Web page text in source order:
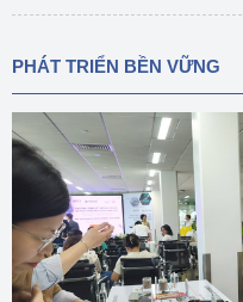
PHÁT TRIỂN BỀN VỮNG